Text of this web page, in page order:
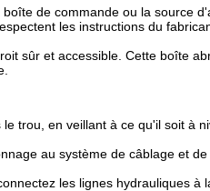
de commande ou la source
les instructions du
sûr et accessible. Cette boîte
trou, en veillant à ce qu'il soit à
au système de câblage et
les lignes hydrauliques à